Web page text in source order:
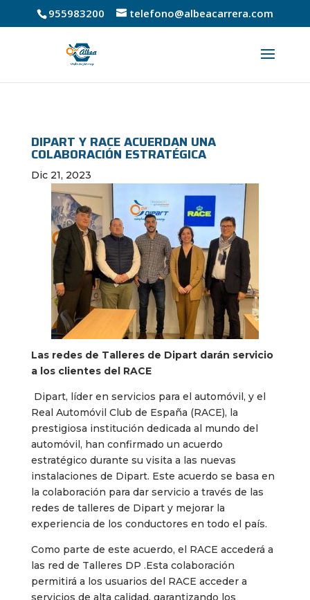
955983200 telefono@albeacarrera.com
DIPART Y RACE ACUERDAN UNA
COLABORACIÓN ESTRATÉGICA
Dic 21, 2023
Las redes de Talleres de Dipart darán servicio
a los clientes del RACE
Dipart, líder en servicios para el automóvil, y el
Real Automóvil Club de España (RACE), la
prestigiosa institución dedicada al mundo del
automóvil, han confirmado un acuerdo
estratégico durante su visita a las nuevas
instalaciones de Dipart. Este acuerdo se basa en
la colaboración para dar servicio a través de las
redes de talleres de Dipart y mejorar la
experiencia de los conductores en todo el país.
Como parte de este acuerdo, el RACE accederá a
las red de Talleres DP .Esta colaboración
permitirá a los usuarios del RACE acceder a
servicios de alta calidad, garantizando los